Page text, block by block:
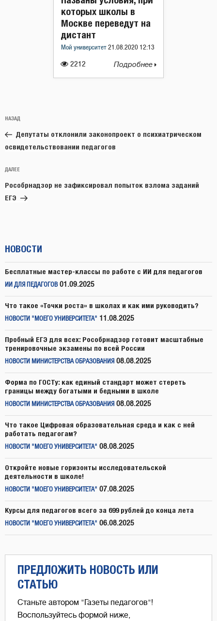
2212
которых школы в
Москве переведут на
дистант
Мой университет 21.08.2020 12:13
Подробнее
по
записям
Предыдущая
запись:
НАЗАД
Депутаты отклонили законопроект о психиатрическом
освидетельствовании педагогов
Следующая
запись
ДАЛЕЕ
Рособрнадзор не зафиксировал попыток взлома заданий
ЕГЭ
НОВОСТИ
Бесплатные мастер-классы по работе с ИИ для педагогов
ИИ ДЛЯ ПЕДАГОГОВ 01.09.2025
Что такое «Точки роста» в школах и как ими руководить?
НОВОСТИ "МОЕГО УНИВЕРСИТЕТА" 11.08.2025
Пробный ЕГЭ для всех: Рособрнадзор готовит масштабные
тренировочные экзамены по всей России
НОВОСТИ МИНИСТЕРСТВА ОБРАЗОВАНИЯ 08.08.2025
Форма по ГОСТу: как единый стандарт может стереть
границы между богатыми и бедными в школе
НОВОСТИ МИНИСТЕРСТВА ОБРАЗОВАНИЯ 08.08.2025
Что такое Цифровая образовательная среда и как с ней
работать педагогам?
НОВОСТИ "МОЕГО УНИВЕРСИТЕТА" 08.08.2025
Откройте новые горизонты исследовательской
деятельности в школе!
НОВОСТИ "МОЕГО УНИВЕРСИТЕТА" 07.08.2025
Курсы для педагогов всего за 699 рублей до конца лета
НОВОСТИ "МОЕГО УНИВЕРСИТЕТА" 06.08.2025
ПРЕДЛОЖИТЬ НОВОСТЬ ИЛИ
СТАТЬЮ
Станьте автором "Газеты педагогов"!
Воспользуйтесь формой ниже,